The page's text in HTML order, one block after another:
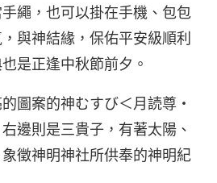
繩，也可以掛在手機、包包
與神結緣，保佑平安級順利
是正逢中秋節前夕。
圖案的神むすび＜月読尊・
邊則是三貴子，有著太陽、
徵神明神社所供奉的神明紀